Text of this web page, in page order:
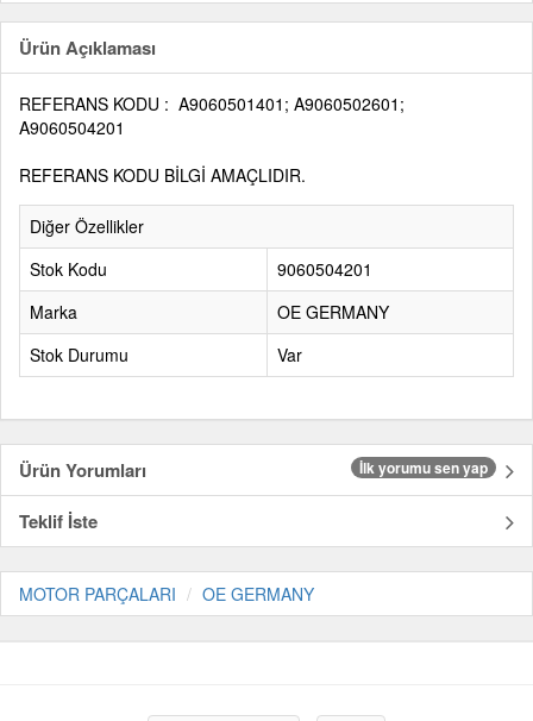
Ürün Açıklaması
REFERANS KODU : A9060501401; A9060502601;
A9060504201
REFERANS KODU BİLGİ AMAÇLIDIR.
Diğer Özellikler
Stok Kodu
9060504201
Marka
OE GERMANY
Stok Durumu
Var
Ürün Yorumları İlk yorumu sen yap
Teklif İste
MOTOR PARÇALARI OE GERMANY